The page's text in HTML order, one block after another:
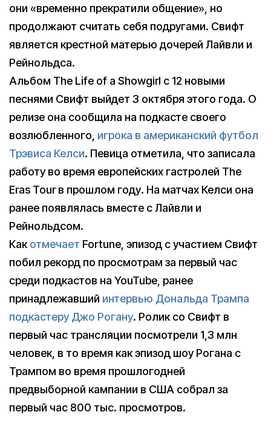
они «временно прекратили общение», но
продолжают считать себя подругами. Свифт
является крестной матерью дочерей Лайвли и
Рейнольдса.
Альбом The Life of a Showgirl с 12 новыми
песнями Свифт выйдет 3 октября этого года. О
релизе она сообщила на подкасте своего
возлюбленного, игрока в американский футбол
Трэвиса Келси. Певица отметила, что записала
работу во время европейских гастролей The
Eras Tour в прошлом году. На матчах Келси она
ранее появлялась вместе с Лайвли и
Рейнольдсом.
Какотмечает Fortune, эпизод с участием Свифт
побил рекорд по просмотрам за первый час
среди подкастов на YouTube, ранее
принадлежавший интервью Дональда Трампа
подкастеру Джо Рогану. Ролик со Свифт в
первый час трансляции посмотрели 1,3 млн
человек, в то время как эпизод шоу Рогана с
Трампом во время прошлогодней
предвыборной кампании в США собрал за
первый час 800 тыс. просмотров.